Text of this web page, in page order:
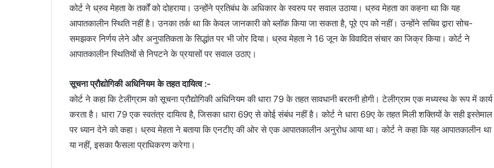
कोर्ट ने ध्रुव मेहता के तर्कों को दोहराया। उन्होंने प्रतिबंध के अधिकार के स्वरुप पर सवाल उठाया। ध्रुव मेहता का कहना था कि यह
आपातकालीन स्थिति नहीं है। उनका तर्क था कि केवल जानकारी को ब्लॉक किया जा सकता है, पूरे एप को नहीं। उन्होंने सचिव द्वारा सोच-
समझकर निर्णय लेने और अनुपातिकता के सिद्धांत पर भी जोर दिया। ध्रुव मेहता ने 16 जून के विवादित संचार का जिक्र किया। कोर्ट ने
आपातकालीन स्थितियों से निपटने के प्रयासों पर सवाल उठाए।
सूचना प्रौद्योगिकी अधिनियम के तहत दायित्व :-
कोर्ट ने कहा कि टेलीग्राम को सूचना प्रौद्योगिकी अधिनियम की धारा 79 के तहत सावधानी बरतनी होगी। टेलीग्राम एक मध्यस्थ के रूप में कार्य
करता है। धारा 79 एक स्वतंत्र दायित्व है, जिसका धारा 69ए से कोई संबंध नहीं है। कोर्ट ने धारा 69ए के तहत मिली शक्तियों के सही इस्तेमाल
पर ध्यान देने को कहा। ध्रुव मेहता ने बताया कि एनटीए की ओर से एक आपातकालीन अनुरोध आया था। कोर्ट ने कहा कि यह आपातकालीन था
या नहीं, इसका फैसला प्राधिकरण करेगा।